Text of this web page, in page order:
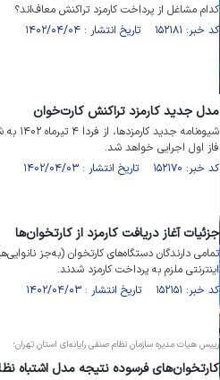
کدام مشاغل از پرداخت کارمزد تراکنش معاف‌اند؟
کد خبر: ۱۵۲۱۸۱ تاریخ انتشار : ۱۴۰۲/۰۴/۰۴
مدل جدید کارمزد تراکنش کارت‌خوان‌
فاز اول اجرایی خواهد شد.
کد خبر: ۱۵۲۱۷۰ تاریخ انتشار : ۱۴۰۲/۰۴/۰۳
جزئیات آغاز دریافت کارمزد از کارتخوان‌ها
تمامی دارندگان دستگاه‌های کارتخوان (به‌جز
اینترنتی ملزم به پرداخت کارمزد شدند.
کد خبر: ۱۵۲۱۵۱ تاریخ انتشار : ۱۴۰۲/۰۴/۰۳
رییس هیات مدیره سازمان نظام صنفی رایانه‌ای استان تهران؛
کارتخوان‌های فرسوده نتیجه مدل اشتباه